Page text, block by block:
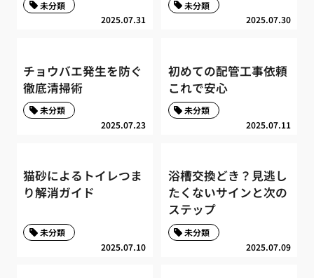
2025.07.31
未分類
2025.07.30
未分類
チョウバエ発生を防ぐ
徹底清掃術
2025.07.23
未分類
初めての配管工事依頼
これで安心
2025.07.11
未分類
猫砂によるトイレつま
り解消ガイド
2025.07.10
未分類
浴槽交換どき？見逃し
たくないサインと次の
ステップ
2025.07.09
未分類